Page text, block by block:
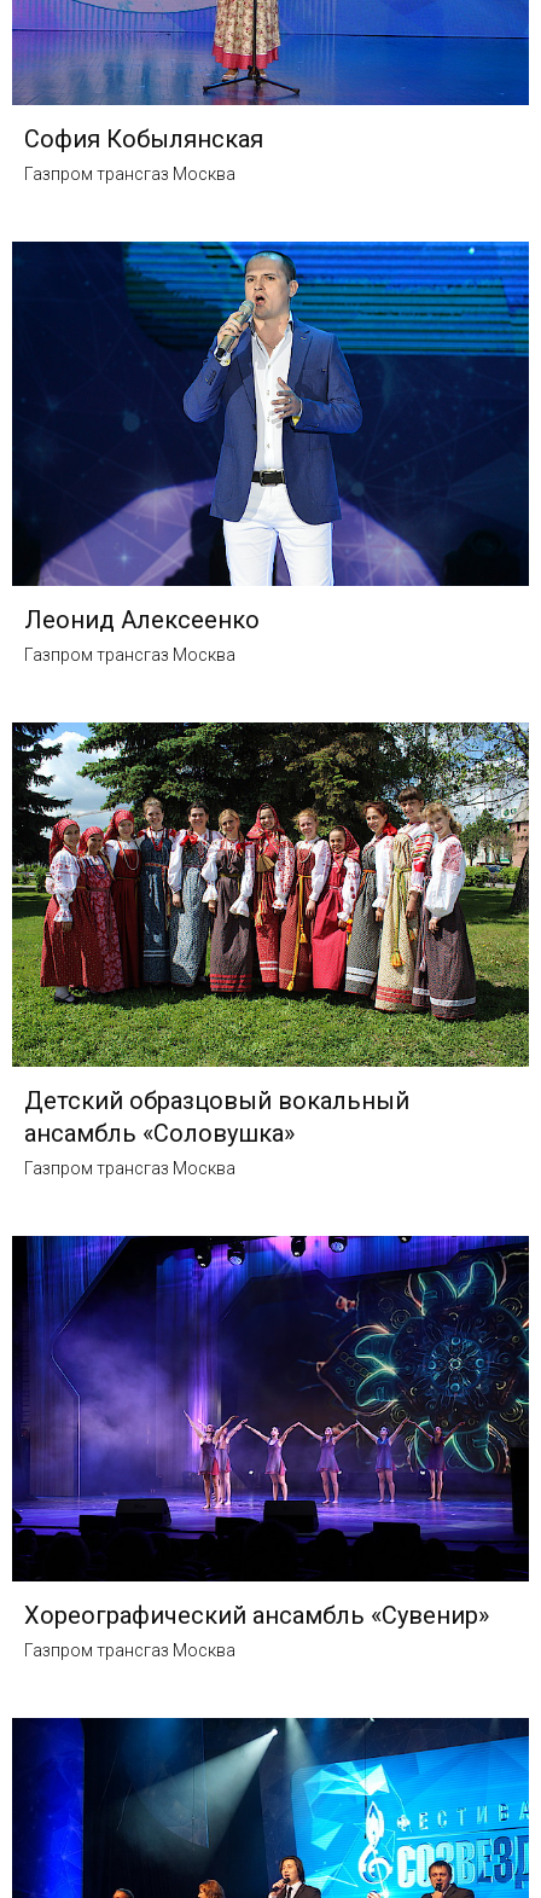
София Кобылянская
Газпром трансгаз Москва
Леонид Алексеенко
Газпром трансгаз Москва
Детский образцовый вокальный
ансамбль «Соловушка»
Газпром трансгаз Москва
Хореографический ансамбль «Сувенир»
Газпром трансгаз Москва